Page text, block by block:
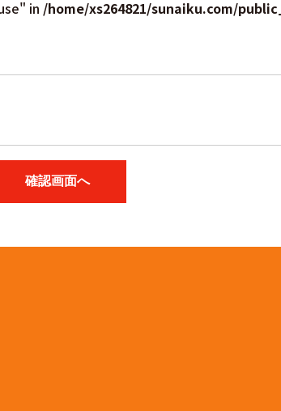
in /home/xs264821/sunaiku.com/